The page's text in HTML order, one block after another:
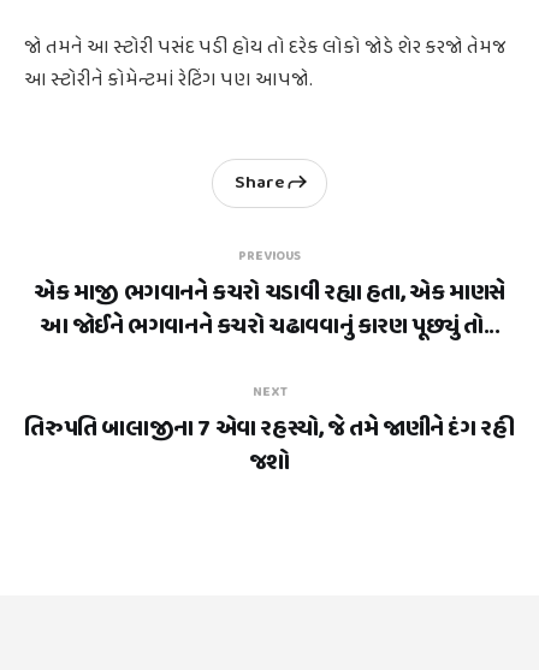
જો તમને આ સ્ટોરી પસંદ પડી હોય તો દરેક લોકો જોડે શેર કરજો તેમજ
આ સ્ટોરીને કોમેન્ટમાં રેટિંગ પણ આપજો.
PREVIOUS
એક માજી ભગવાનને કચરો ચડાવી રહ્યા હતા, એક માણસે
આ જોઈને ભગવાનને કચરો ચઢાવવાનું કારણ પૂછ્યું તો...
Share
NEXT
તિરુપતિ બાલાજીના 7 એવા રહસ્યો, જે તમે જાણીને દંગ રહી
જશો